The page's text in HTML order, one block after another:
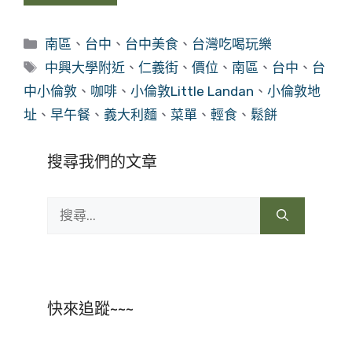
分
類
南區 、 台中 、 台中美食 、 台灣吃喝玩樂
標
籤
中興大學附近 、仁義街 、價位 、 南區 、 台中 、 台
中小倫敦 、 咖啡 、 小倫敦Little Landan 、 小倫敦地
址 、 早午餐 、 義大利麵 、 菜單 、 輕食 、 鬆餅
搜尋我們的文章
尋:
快來追蹤~~~